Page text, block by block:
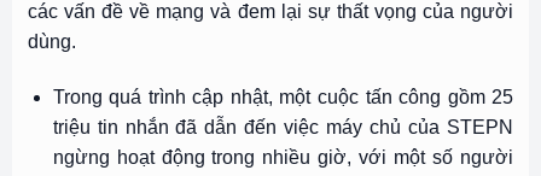
các vấn đề về mạng và đem lại sự thất vọng của người
dùng.
Trong quá trình cập nhật, một cuộc tấn công gồm 25
triệu tin nhắn đã dẫn đến việc máy chủ của STEPN
ngừng hoạt động trong nhiều giờ, với một số người